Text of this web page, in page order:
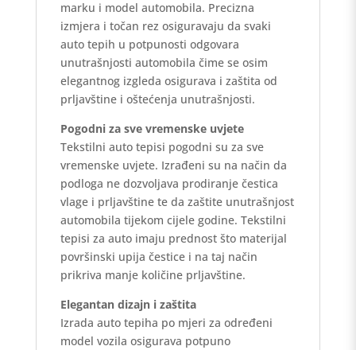
marku i model automobila. Precizna
izmjera i točan rez osiguravaju da svaki
auto tepih u potpunosti odgovara
unutrašnjosti automobila čime se osim
elegantnog izgleda osigurava i zaštita od
prljavštine i oštećenja unutrašnjosti.
Pogodni za sve vremenske uvjete
Tekstilni auto tepisi pogodni su za sve
vremenske uvjete. Izrađeni su na način da
podloga ne dozvoljava prodiranje čestica
vlage i prljavštine te da zaštite unutrašnjost
automobila tijekom cijele godine. Tekstilni
tepisi za auto imaju prednost što materijal
površinski upija čestice i na taj način
prikriva manje količine prljavštine.
Elegantan dizajn i zaštita
Izrada auto tepiha po mjeri za određeni
model vozila osigurava potpuno